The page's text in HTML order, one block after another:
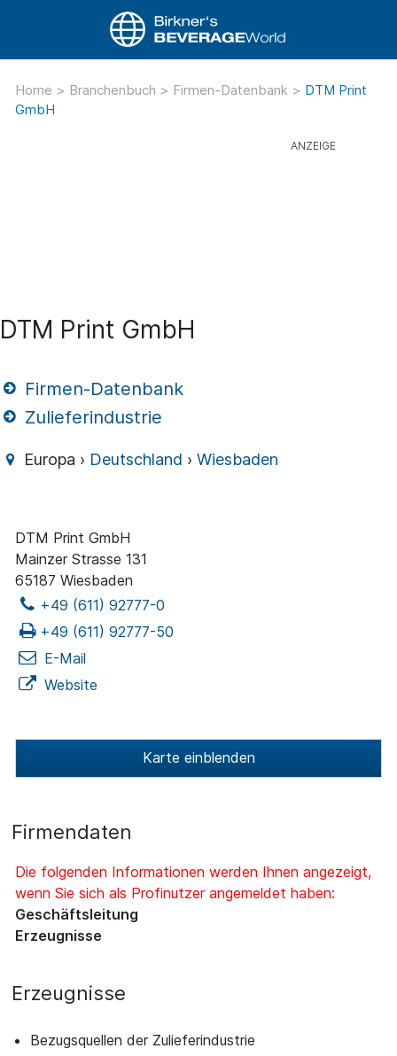
Home > Branchenbuch > Firmen-Datenbank > DTM Print
GmbH
DTM Print GmbH
Firmen-Datenbank
Zulieferindustrie
Europa › Deutschland ›Wiesbaden
DTM Print GmbH
Mainzer Strasse 131
65187 Wiesbaden
+49 (611) 92777-0
+49 (611) 92777-50
E-Mail
Website
Karte einblenden
Firmendaten
Die folgenden Informationen werden Ihnen angezeigt,
wenn Sie sich als Profinutzer angemeldet haben:
Geschäftsleitung
Erzeugnisse
Erzeugnisse
Bezugsquellen der Zulieferindustrie